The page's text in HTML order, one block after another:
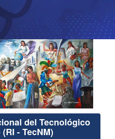
del Tecnológico
- TecNM)